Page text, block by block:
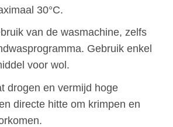
30°C.
van de wasmachine, zelfs
Gebruik enkel
voor wol.
drogen en vermijd hoge
directe hitte om krimpen en